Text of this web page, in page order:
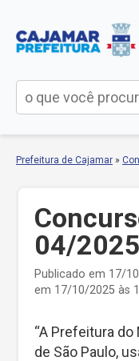
Prefeitura de Cajamar »
04/2025
Publicado em 17/
em 17/10/2025 às
“A Prefeitura
de São Paulo,